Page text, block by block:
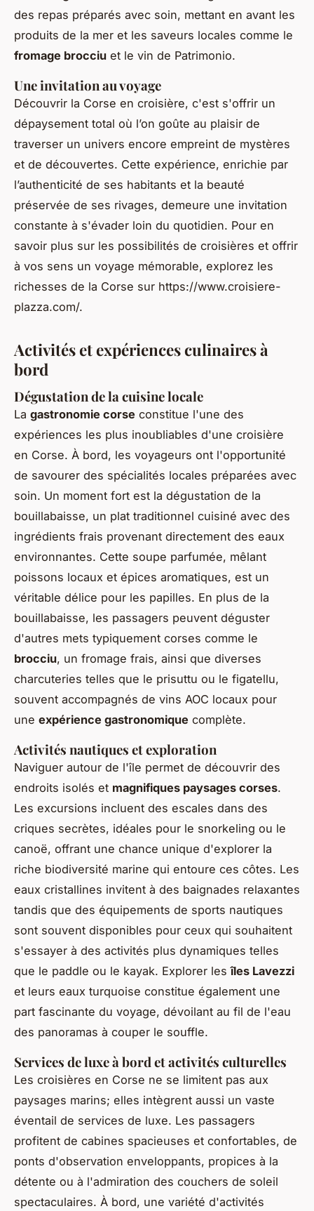
des repas préparés avec soin, mettant en avant les
produits de la mer et les saveurs locales comme le
fromage brocciu et le vin de Patrimonio.
Une invitation au voyage
Découvrir la Corse en croisière, c'est s'offrir un
dépaysement total où l’on goûte au plaisir de
traverser un univers encore empreint de mystères
et de découvertes. Cette expérience, enrichie par
l’authenticité de ses habitants et la beauté
préservée de ses rivages, demeure une invitation
constante à s'évader loin du quotidien. Pour en
savoir plus sur les possibilités de croisières et offrir
à vos sens un voyage mémorable, explorez les
richesses de la Corse sur https://www.croisiere-
plazza.com/.
Activités et expériences culinaires à
bord
Dégustation de la cuisine locale
La gastronomie corse constitue l'une des
expériences les plus inoubliables d'une croisière
en Corse. À bord, les voyageurs ont l'opportunité
de savourer des spécialités locales préparées avec
soin. Un moment fort est la dégustation de la
bouillabaisse, un plat traditionnel cuisiné avec des
ingrédients frais provenant directement des eaux
environnantes. Cette soupe parfumée, mêlant
poissons locaux et épices aromatiques, est un
véritable délice pour les papilles. En plus de la
bouillabaisse, les passagers peuvent déguster
d'autres mets typiquement corses comme le
brocciu, un fromage frais, ainsi que diverses
charcuteries telles que le prisuttu ou le figatellu,
souvent accompagnés de vins AOC locaux pour
une expérience gastronomique complète.
Activités nautiques et exploration
Naviguer autour de l'île permet de découvrir des
endroits isolés et magnifiques paysages corses.
Les excursions incluent des escales dans des
criques secrètes, idéales pour le snorkeling ou le
canoë, offrant une chance unique d'explorer la
riche biodiversité marine qui entoure ces côtes. Les
eaux cristallines invitent à des baignades relaxantes
tandis que des équipements de sports nautiques
sont souvent disponibles pour ceux qui souhaitent
s'essayer à des activités plus dynamiques telles
que le paddle ou le kayak. Explorer lesîles Lavezzi
et leurs eaux turquoise constitue également une
part fascinante du voyage, dévoilant au fil de l'eau
des panoramas à couper le souffle.
Services de luxe à bord et activités culturelles
Les croisières en Corse ne se limitent pas aux
paysages marins; elles intègrent aussi un vaste
éventail de services de luxe. Les passagers
profitent de cabines spacieuses et confortables, de
ponts d'observation enveloppants, propices à la
détente ou à l'admiration des couchers de soleil
spectaculaires. À bord, une variété d'activités